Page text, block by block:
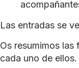
Las entradas se
Os resumimos
cada uno de ellos.